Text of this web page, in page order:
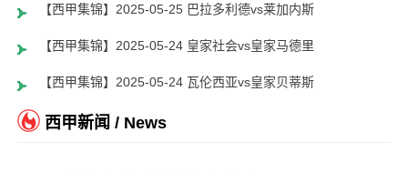
【西甲集锦】2025-05-25 巴拉多利德vs莱加内斯
【西甲集锦】2025-05-24 皇家社会vs皇家马德里
【西甲集锦】2025-05-24 瓦伦西亚vs皇家贝蒂斯
西甲新闻 / News